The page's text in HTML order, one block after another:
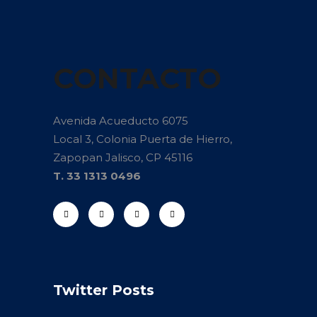
CONTACTO
Avenida Acueducto 6075
Local 3, Colonia Puerta de Hierro,
Zapopan Jalisco, CP 45116
T. 33 1313 0496
Twitter Posts